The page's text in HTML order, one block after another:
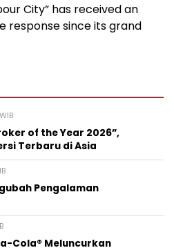
City” has received an
response since its grand
of the Year 2026”,
Terbaru di Asia
Pengalaman
Cola® Meluncurkan